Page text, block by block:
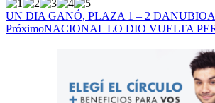
UN DIA GANÓ, PLAZA 1 – 2 DANUBIO
PróximoNACIONAL LO DIO VUELTA